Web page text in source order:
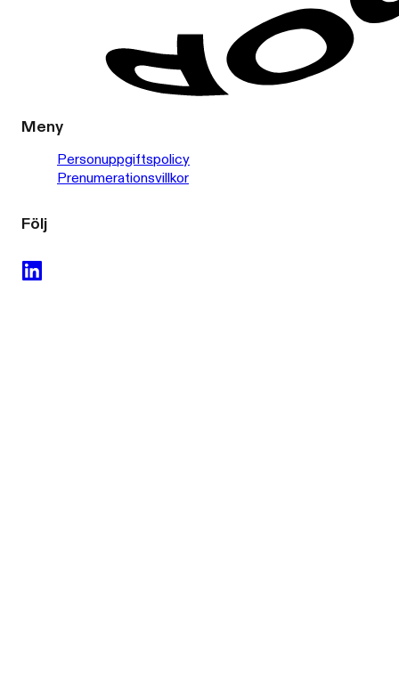
Meny
Personuppgiftspolicy
Prenumerationsvillkor
Följ